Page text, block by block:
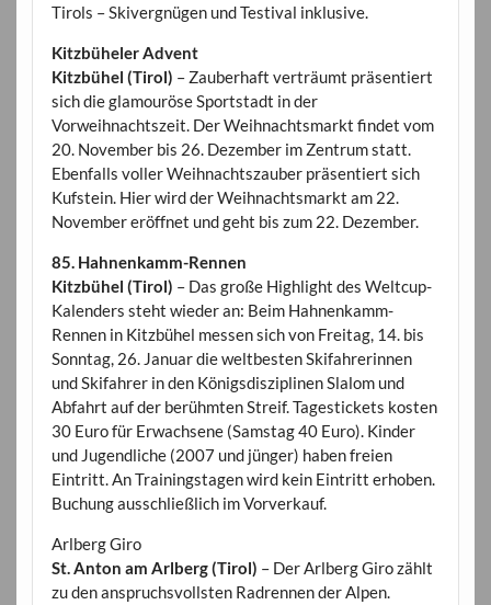
Tirols – Skivergnügen und Testival inklusive.
Kitzbüheler Advent
Kitzbühel (Tirol) – Zauberhaft verträumt präsentiert
sich die glamouröse Sportstadt in der
Vorweihnachtszeit. Der Weihnachtsmarkt findet vom
20. November bis 26. Dezember im Zentrum statt.
Ebenfalls voller Weihnachtszauber präsentiert sich
Kufstein. Hier wird der Weihnachtsmarkt am 22.
November eröffnet und geht bis zum 22. Dezember.
85. Hahnenkamm-Rennen
Kitzbühel (Tirol) – Das große Highlight des Weltcup-
Kalenders steht wieder an: Beim Hahnenkamm-
Rennen in Kitzbühel messen sich von Freitag, 14. bis
Sonntag, 26. Januar die weltbesten Skifahrerinnen
und Skifahrer in den Königsdisziplinen Slalom und
Abfahrt auf der berühmten Streif. Tagestickets kosten
30 Euro für Erwachsene (Samstag 40 Euro). Kinder
und Jugendliche (2007 und jünger) haben freien
Eintritt. An Trainingstagen wird kein Eintritt erhoben.
Buchung ausschließlich im Vorverkauf.
Arlberg Giro
St. Anton am Arlberg (Tirol) – Der Arlberg Giro zählt
zu den anspruchsvollsten Radrennen der Alpen.